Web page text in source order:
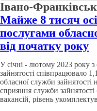
Івано-
Майже 8 тисяч
послугами
від початку року
У січні - лютому 2023 року з
зайнятості співпрацювало
обласної служби зайнятості
сприяння служби
вакансій, рівень